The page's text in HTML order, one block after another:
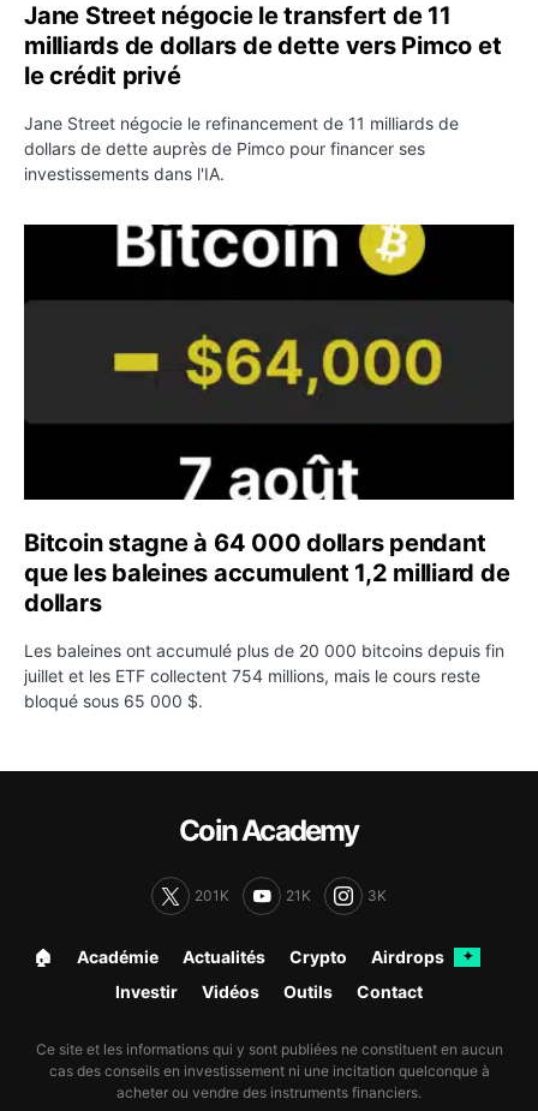
Jane Street négocie le transfert de 11
milliards de dollars de dette vers Pimco et
le crédit privé
Jane Street négocie le refinancement de 11 milliards de
dollars de dette auprès de Pimco pour financer ses
investissements dans l'IA.
Bitcoin stagne à 64 000 dollars pendant que les
Bitcoin stagne à 64 000 dollars pendant
que les baleines accumulent 1,2 milliard de
dollars
Les baleines ont accumulé plus de 20 000 bitcoins depuis fin
juillet et les ETF collectent 754 millions, mais le cours reste
bloqué sous 65 000 $.
Coin Academy
201K 21K 3K
🏠︎ Académie Actualités Crypto Airdrops ✦
Investir Vidéos Outils Contact
Ce site et les informations qui y sont publiées ne constituent en aucun
cas des conseils en investissement ni une incitation quelconque à
acheter ou vendre des instruments financiers.